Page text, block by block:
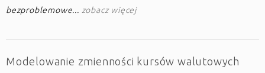
bezproblemowe... zobacz więcej
Modelowanie zmienności kursów walutowych